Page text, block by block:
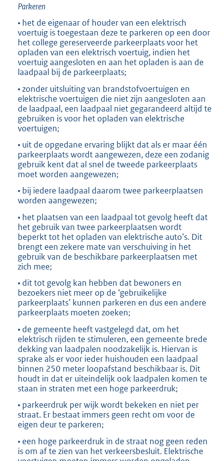
Parkeren
• het de eigenaar of houder van een elektrisch
voertuig is toegestaan deze te parkeren op een door
het college gereserveerde parkeerplaats voor het
opladen van een elektrisch voertuig, indien het
voertuig aangesloten en aan het opladen is aan de
laadpaal bij de parkeerplaats;
• zonder uitsluiting van brandstofvoertuigen en
elektrische voertuigen die niet zijn aangesloten aan
de laadpaal, een laadpaal niet gegarandeerd altijd te
gebruiken is voor het opladen van elektrische
voertuigen;
• uit de opgedane ervaring blijkt dat als er maar één
parkeerplaats wordt aangewezen, deze een zodanig
gebruik kent dat al snel de tweede parkeerplaats
moet worden aangewezen;
• bij iedere laadpaal daarom twee parkeerplaatsen
worden aangewezen;
• het plaatsen van een laadpaal tot gevolg heeft dat
het gebruik van twee parkeerplaatsen wordt
beperkt tot het opladen van elektrische auto’s. Dit
brengt een zekere mate van verschuiving in het
gebruik van de beschikbare parkeerplaatsen met
zich mee;
• dit tot gevolg kan hebben dat bewoners en
bezoekers niet meer op de ‘gebruikelijke
parkeerplaats’ kunnen parkeren en dus een andere
parkeerplaats moeten zoeken;
• de gemeente heeft vastgelegd dat, om het
elektrisch rijden te stimuleren, een gemeente brede
dekking van laadpalen noodzakelijk is. Hiervan is
sprake als er voor ieder huishouden een laadpaal
binnen 250 meter loopafstand beschikbaar is. Dit
houdt in dat er uiteindelijk ook laadpalen komen te
staan in straten met een hoge parkeerdruk;
• parkeerdruk per wijk wordt bekeken en niet per
straat. Er bestaat immers geen recht om voor de
eigen deur te parkeren;
• een hoge parkeerdruk in de straat nog geen reden
is om af te zien van het verkeersbesluit. Elektrische